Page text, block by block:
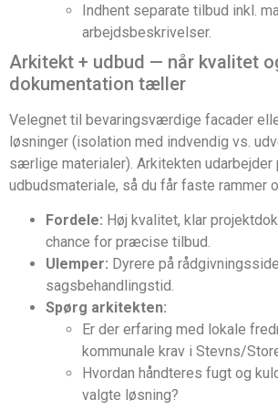
Indhent separate tilbud inkl.
arbejdsbeskrivelser.
Arkitekt + udbud — når kvalitet
dokumentation tæller
Velegnet til bevaringsværdige facader
løsninger (isolation med indvendig vs.
særlige materialer). Arkitekten udarbejder
udbudsmateriale, så du får faste rammer
Fordele: Høj kvalitet, klar
chance for præcise tilbud.
Ulemper: Dyrere på
sagsbehandlingstid.
Spørg arkitekten:
Er der erfaring med lokale
kommunale krav i Stevns/
Hvordan håndteres fugt og
valgte løsning?